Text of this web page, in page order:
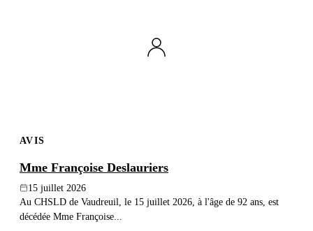
AVIS
Mme Françoise Deslauriers
15 juillet 2026
Au CHSLD de Vaudreuil, le 15 juillet 2026, à l'âge de 92 ans, est
décédée Mme Françoise...